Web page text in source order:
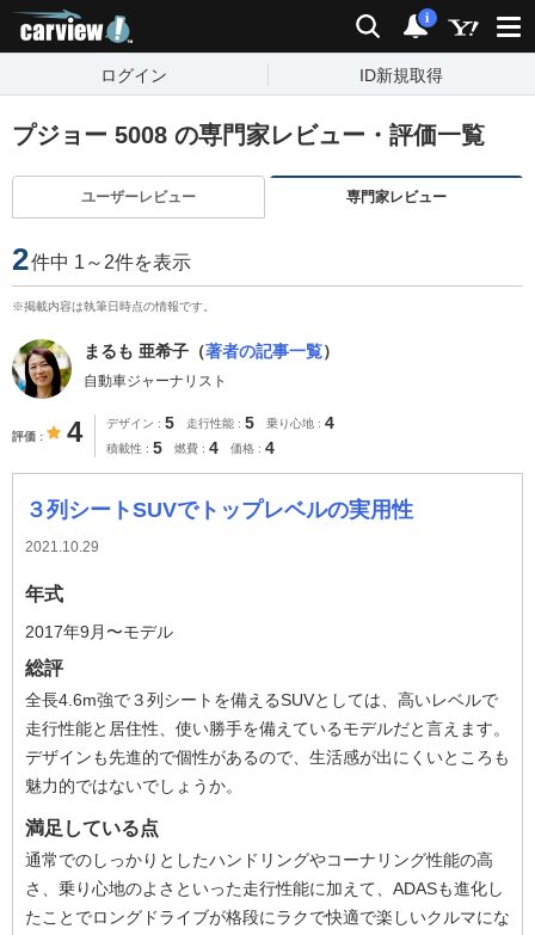
検索 通知
i
ログイン ID新規取得
プジョー 5008 の専門家レビュー・評価一覧
ユーザーレビュー 専門家レビュー
2件中 1～2件を表示
※掲載内容は執筆日時点の情報です。
まるも 亜希子（著者の記事一覧）
自動車ジャーナリスト
評価 4 デザイン 5 走行性能 5 乗り心地 4
積載性 5 燃費 4 価格 4
３列シートSUVでトップレベルの実用性
2021.10.29
年式
2017年9月〜モデル
総評
全長4.6m強で３列シートを備えるSUVとしては、高いレベルで
走行性能と居住性、使い勝手を備えているモデルだと言えます。
デザインも先進的で個性があるので、生活感が出にくいところも
魅力的ではないでしょうか。
満足している点
通常でのしっかりとしたハンドリングやコーナリング性能の高
さ、乗り心地のよさといった走行性能に加えて、ADASも進化し
たことでロングドライブが格段にラクで快適で楽しいクルマにな